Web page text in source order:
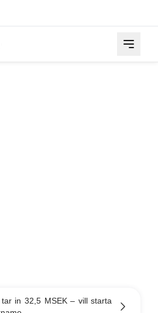
in 32,5 MSEK – vill starta